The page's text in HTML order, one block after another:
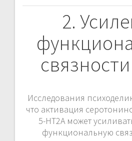
2.
Исследования
что активация
5-HT2A может
функциональную